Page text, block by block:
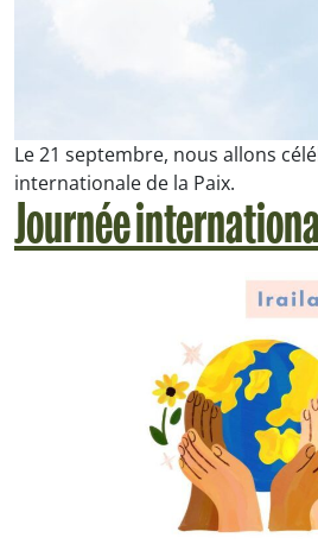
Le 21 septembre, nous allons
internationale de la Paix.
Journée